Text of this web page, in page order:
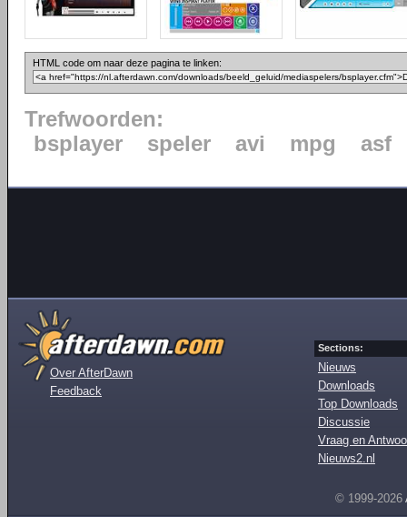
HTML code om naar deze pagina te linken:
Trefwoorden:
bsplayer
speler avi mpg asf
Over AfterDawn
Feedback
Sections:
Nieuws
Downloads
Top Downloads
Discussie
Vraag en
Nieuws2.nl
© 1999-2026